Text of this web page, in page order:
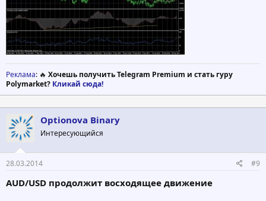
Реклама: 🔥 Хочешь получить Telegram Premium и стать гуру
Polymarket? Кликай сюда!
Optionova Binary
Интересующийся
28.03.2014 #9
AUD/USD продолжит восходящее движение